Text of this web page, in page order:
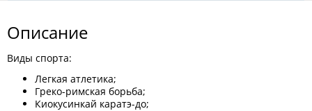
Описание
Виды спорта:
Легкая атлетика;
Греко-римская борьба;
Киокусинкай каратэ-до;